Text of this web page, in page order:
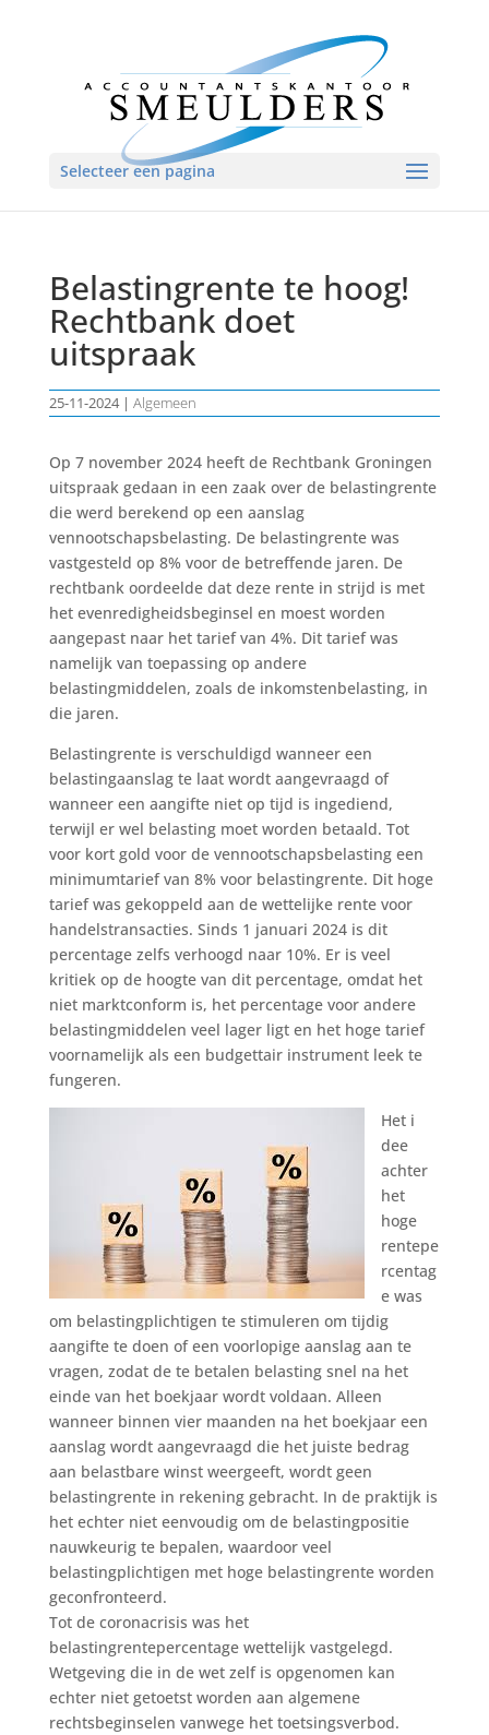
Selecteer een pagina
Belastingrente te hoog!
Rechtbank doet
uitspraak
25-11-2024| Algemeen
Op 7 november 2024 heeft de Rechtbank Groningen
uitspraak gedaan in een zaak over de belastingrente
die werd berekend op een aanslag
vennootschapsbelasting. De belastingrente was
vastgesteld op 8% voor de betreffende jaren. De
rechtbank oordeelde dat deze rente in strijd is met
het evenredigheidsbeginsel en moest worden
aangepast naar het tarief van 4%. Dit tarief was
namelijk van toepassing op andere
belastingmiddelen, zoals de inkomstenbelasting, in
die jaren.
Belastingrente is verschuldigd wanneer een
belastingaanslag te laat wordt aangevraagd of
wanneer een aangifte niet op tijd is ingediend,
terwijl er wel belasting moet worden betaald. Tot
voor kort gold voor de vennootschapsbelasting een
minimumtarief van 8% voor belastingrente. Dit hoge
tarief was gekoppeld aan de wettelijke rente voor
handelstransacties. Sinds 1 januari 2024 is dit
percentage zelfs verhoogd naar 10%. Er is veel
kritiek op de hoogte van dit percentage, omdat het
niet marktconform is, het percentage voor andere
belastingmiddelen veel lager ligt en het hoge tarief
voornamelijk als een budgettair instrument leek te
fungeren.
Het i
dee
achter
het
hoge
rentepe
rcentag
e was
om belastingplichtigen te stimuleren om tijdig
aangifte te doen of een voorlopige aanslag aan te
vragen, zodat de te betalen belasting snel na het
einde van het boekjaar wordt voldaan. Alleen
wanneer binnen vier maanden na het boekjaar een
aanslag wordt aangevraagd die het juiste bedrag
aan belastbare winst weergeeft, wordt geen
belastingrente in rekening gebracht. In de praktijk is
het echter niet eenvoudig om de belastingpositie
nauwkeurig te bepalen, waardoor veel
belastingplichtigen met hoge belastingrente worden
geconfronteerd.
Tot de coronacrisis was het
belastingrentepercentage wettelijk vastgelegd.
Wetgeving die in de wet zelf is opgenomen kan
echter niet getoetst worden aan algemene
rechtsbeginselen vanwege het toetsingsverbod.